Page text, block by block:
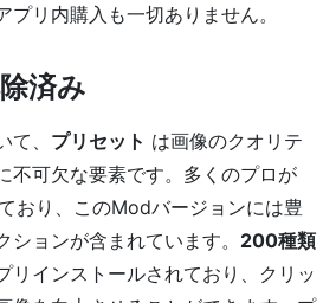
プリ内購入も一切ありません。
済み
、 プリセット は画像のクオリテ
不可欠な要素です。多くのプロが
おり、このModバージョンには豊
ョンが含まれています。 200種類
リインストールされており、クリッ